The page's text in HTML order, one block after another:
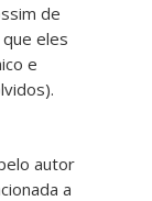
de
eles
e
autor
a